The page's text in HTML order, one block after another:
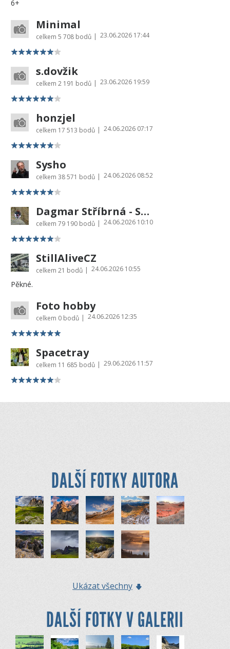
6+
Minimal
celkem 5 708 bodů | 23.06.2026 17:44
s.dovžik
celkem 2 191 bodů | 23.06.2026 19:59
honzjel
celkem 17 513 bodů | 24.06.2026 07:17
Sysho
celkem 38 571 bodů | 24.06.2026 08:52
Dagmar Stříbrná - Sharon
celkem 79 190 bodů | 24.06.2026 10:10
StillAliveCZ
celkem 21 bodů | 24.06.2026 10:55
Pěkné.
Foto hobby
celkem 0 bodů | 24.06.2026 12:35
Spacetray
celkem 11 685 bodů | 29.06.2026 11:57
DALŠÍ FOTKY AUTORA
Ukázat všechny
DALŠÍ FOTKY V GALERII